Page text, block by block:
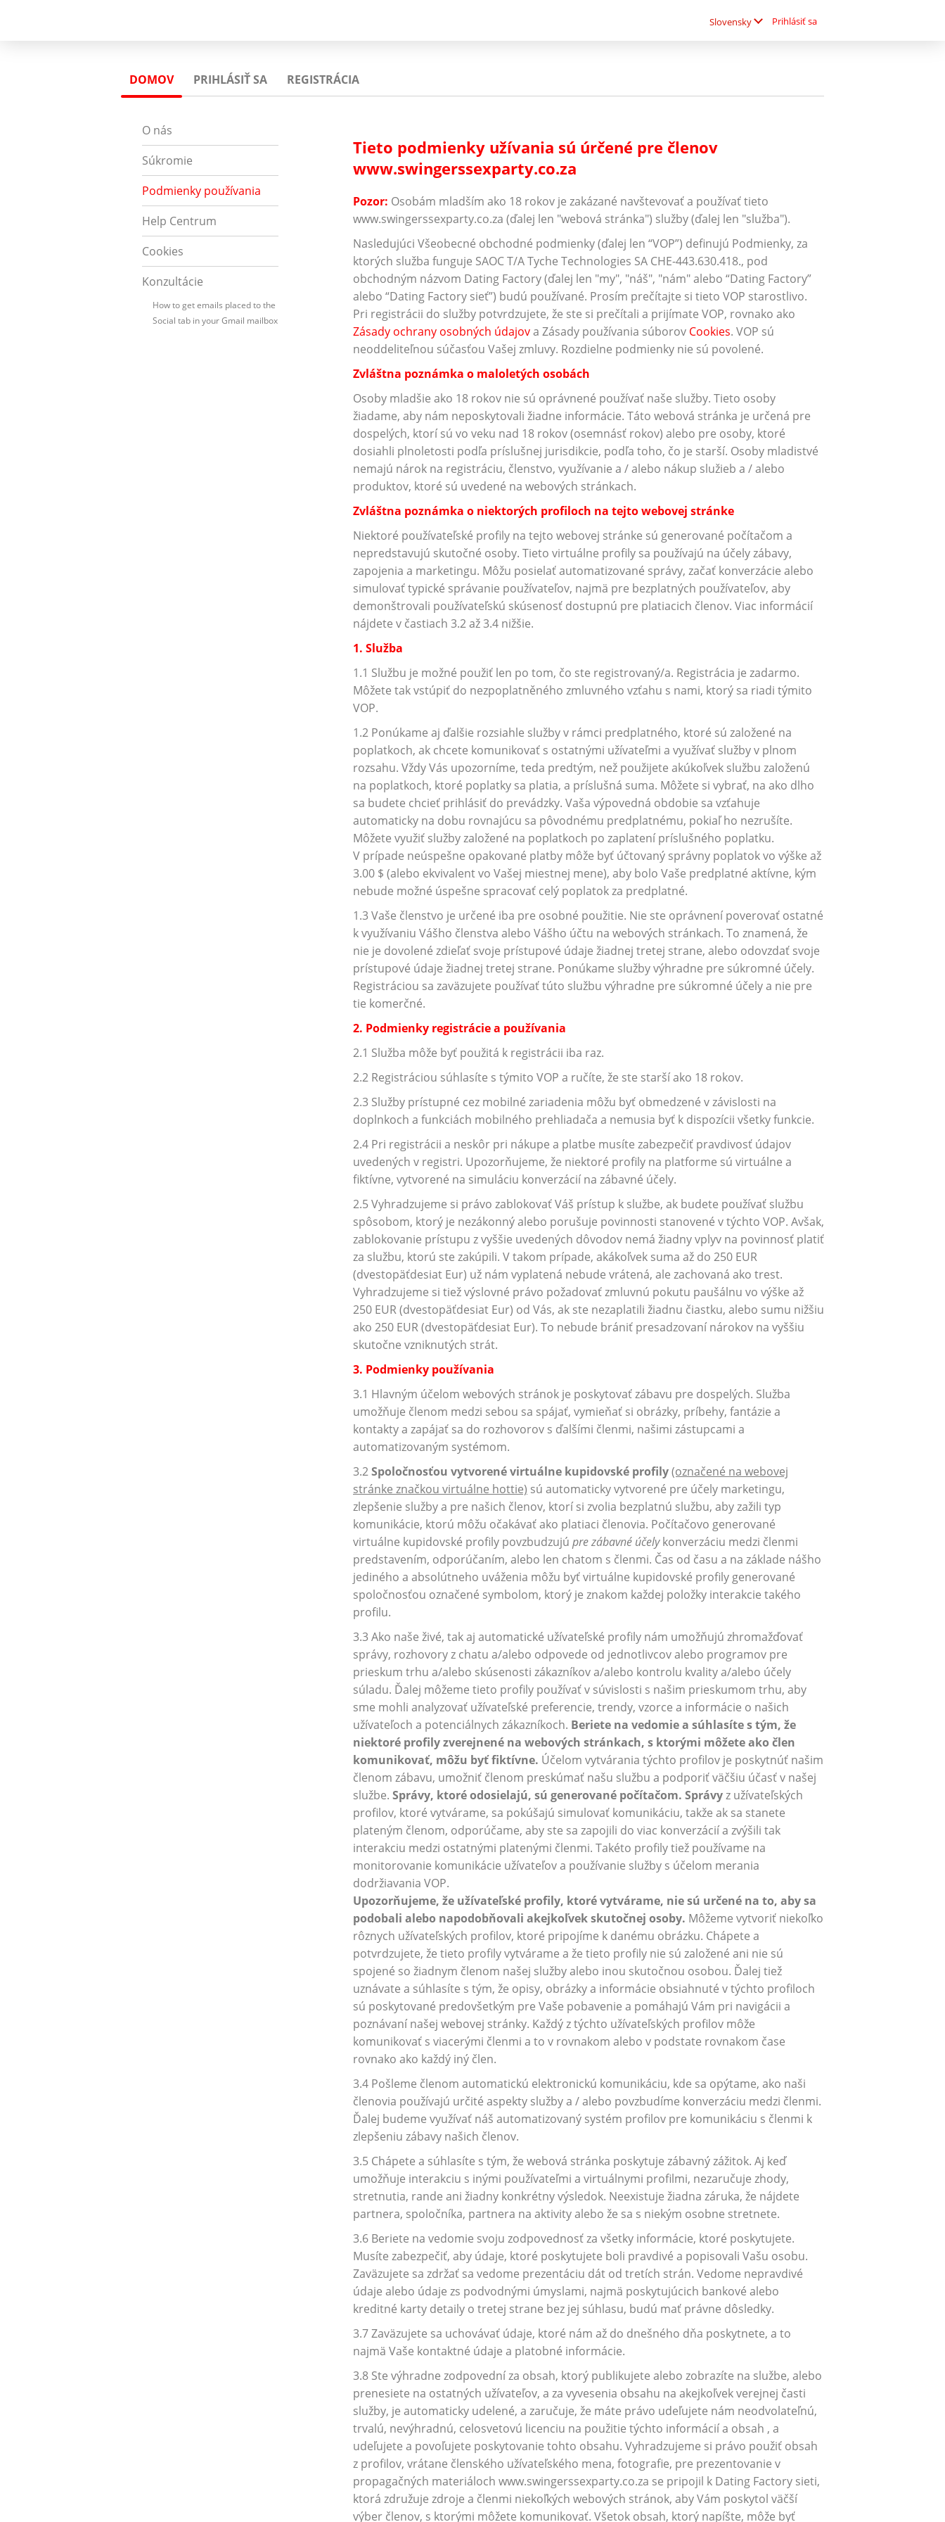
Slovensky Prihlásiť sa
DOMOV PRIHLÁSIŤ SA REGISTRÁCIA
O nás
Súkromie
Podmienky používania
Help Centrum
Cookies
Konzultácie
How to get emails placed to the
Social tab in your Gmail mailbox
Tieto podmienky užívania sú úrčené pre členov
www.swingerssexparty.co.za
Pozor: Osobám mladším ako 18 rokov je zakázané navštevovať a používať tieto
www.swingerssexparty.co.za (ďalej len "webová stránka") služby (ďalej len "služba").
Nasledujúci Všeobecné obchodné podmienky (ďalej len “VOP”) definujú Podmienky, za
ktorých služba funguje SAOC T/A Tyche Technologies SA CHE-443.630.418., pod
obchodným názvom Dating Factory (ďalej len "my", "náš", "nám" alebo “Dating Factory”
alebo “Dating Factory sieť”) budú používané. Prosím prečítajte si tieto VOP starostlivo.
Pri registrácii do služby potvrdzujete, že ste si prečítali a prijímate VOP, rovnako ako
Zásady ochrany osobných údajova Zásady používania súborov Cookies. VOP sú
neoddeliteľnou súčasťou Vašej zmluvy. Rozdielne podmienky nie sú povolené.
Zvláštna poznámka o maloletých osobách
Osoby mladšie ako 18 rokov nie sú oprávnené používať naše služby. Tieto osoby
žiadame, aby nám neposkytovali žiadne informácie. Táto webová stránka je určená pre
dospelých, ktorí sú vo veku nad 18 rokov (osemnásť rokov) alebo pre osoby, ktoré
dosiahli plnoletosti podľa príslušnej jurisdikcie, podľa toho, čo je starší. Osoby mladistvé
nemajú nárok na registráciu, členstvo, využívanie a / alebo nákup služieb a / alebo
produktov, ktoré sú uvedené na webových stránkach.
Zvláštna poznámka o niektorých profiloch na tejto webovej stránke
Niektoré používateľské profily na tejto webovej stránke sú generované počítačom a
nepredstavujú skutočné osoby. Tieto virtuálne profily sa používajú na účely zábavy,
zapojenia a marketingu. Môžu posielať automatizované správy, začať konverzácie alebo
simulovať typické správanie používateľov, najmä pre bezplatných používateľov, aby
demonštrovali používateľskú skúsenosť dostupnú pre platiacich členov. Viac informácií
nájdete v častiach 3.2 až 3.4 nižšie.
1. Služba
1.1 Službu je možné použiť len po tom, čo ste registrovaný/a. Registrácia je zadarmo.
Môžete tak vstúpiť do nezpoplatněného zmluvného vzťahu s nami, ktorý sa riadi týmito
VOP.
1.2 Ponúkame aj ďalšie rozsiahle služby v rámci predplatného, ktoré sú založené na
poplatkoch, ak chcete komunikovať s ostatnými užívateľmi a využívať služby v plnom
rozsahu. Vždy Vás upozorníme, teda predtým, než použijete akúkoľvek službu založenú
na poplatkoch, ktoré poplatky sa platia, a príslušná suma. Môžete si vybrať, na ako dlho
sa budete chcieť prihlásiť do prevádzky. Vaša výpovedná obdobie sa vzťahuje
automaticky na dobu rovnajúcu sa pôvodnému predplatnému, pokiaľ ho nezrušíte.
Môžete využiť služby založené na poplatkoch po zaplatení príslušného poplatku.
V prípade neúspešne opakované platby môže byť účtovaný správny poplatok vo výške až
3.00 $ (alebo ekvivalent vo Vašej miestnej mene), aby bolo Vaše predplatné aktívne, kým
nebude možné úspešne spracovať celý poplatok za predplatné.
1.3 Vaše členstvo je určené iba pre osobné použitie. Nie ste oprávnení poverovať ostatné
k využívaniu Vášho členstva alebo Vášho účtu na webových stránkach. To znamená, že
nie je dovolené zdieľať svoje prístupové údaje žiadnej tretej strane, alebo odovzdať svoje
prístupové údaje žiadnej tretej strane. Ponúkame služby výhradne pre súkromné ​​účely.
Registráciou sa zaväzujete používať túto službu výhradne pre súkromné ​​účely a nie pre
tie komerčné.
2. Podmienky registrácie a používania
2.1 Služba môže byť použitá k registrácii iba raz.
2.2 Registráciou súhlasíte s týmito VOP a ručíte, že ste starší ako 18 rokov.
2.3 Služby prístupné cez mobilné zariadenia môžu byť obmedzené v závislosti na
doplnkoch a funkciách mobilného prehliadača a nemusia byť k dispozícii všetky funkcie.
2.4 Pri registrácii a neskôr pri nákupe a platbe musíte zabezpečiť pravdivosť údajov
uvedených v registri. Upozorňujeme, že niektoré profily na platforme sú virtuálne a
fiktívne, vytvorené na simuláciu konverzácií na zábavné účely.
2.5 Vyhradzujeme si právo zablokovať Váš prístup k službe, ak budete používať službu
spôsobom, ktorý je nezákonný alebo porušuje povinnosti stanovené v týchto VOP. Avšak,
zablokovanie prístupu z vyššie uvedených dôvodov nemá žiadny vplyv na povinnosť platiť
za službu, ktorú ste zakúpili. V takom prípade, akákoľvek suma až do 250 EUR
(dvestopäťdesiat Eur) už nám vyplatená nebude vrátená, ale zachovaná ako trest.
Vyhradzujeme si tiež výslovné právo požadovať zmluvnú pokutu paušálnu vo výške až
250 EUR (dvestopäťdesiat Eur) od Vás, ak ste nezaplatili žiadnu čiastku, alebo sumu nižšiu
ako 250 EUR (dvestopäťdesiat Eur). To nebude brániť presadzovaní nárokov na vyššiu
skutočne vzniknutých strát.
3. Podmienky používania
3.1 Hlavným účelom webových stránok je poskytovať zábavu pre dospelých. Služba
umožňuje členom medzi sebou sa spájať, vymieňať si obrázky, príbehy, fantázie a
kontakty a zapájať sa do rozhovorov s ďalšími členmi, našimi zástupcami a
automatizovaným systémom.
3.2Spoločnosťou vytvorené virtuálne kupidovské profily(označené na webovej
stránke značkou virtuálne hottie) sú automaticky vytvorené pre účely marketingu,
zlepšenie služby a pre našich členov, ktorí si zvolia bezplatnú službu, aby zažili typ
komunikácie, ktorú môžu očakávať ako platiaci členovia. Počítačovo generované
virtuálne kupidovské profily povzbudzujú pre zábavné účelykonverzáciu medzi členmi
predstavením, odporúčaním, alebo len chatom s členmi. Čas od času a na základe nášho
jediného a absolútneho uváženia môžu byť virtuálne kupidovské profily generované
spoločnosťou označené symbolom, ktorý je znakom každej položky interakcie takého
profilu.
3.3 Ako naše živé, tak aj automatické užívateľské profily nám umožňujú zhromažďovať
správy, rozhovory z chatu a/alebo odpovede od jednotlivcov alebo programov pre
prieskum trhu a/alebo skúsenosti zákazníkov a/alebo kontrolu kvality a/alebo účely
súladu. Ďalej môžeme tieto profily používať v súvislosti s našim prieskumom trhu, aby
sme mohli analyzovať užívateľské preferencie, trendy, vzorce a informácie o našich
užívateľoch a potenciálnych zákazníkoch. Beriete na vedomie a súhlasíte s tým, že
niektoré profily zverejnené na webových stránkach, s ktorými môžete ako člen
komunikovať, môžu byť fiktívne. Účelom vytvárania týchto profilov je poskytnúť našim
členom zábavu, umožniť členom preskúmať našu službu a podporiť väčšiu účasť v našej
službe. Správy, ktoré odosielajú, sú generované počítačom. Správyz užívateľských
profilov, ktoré vytvárame, sa pokúšajú simulovať komunikáciu, takže ak sa stanete
plateným členom, odporúčame, aby ste sa zapojili do viac konverzácií a zvýšili tak
interakciu medzi ostatnými platenými členmi. Takéto profily tiež používame na
monitorovanie komunikácie užívateľov a používanie služby s účelom merania
dodržiavania VOP.
Upozorňujeme, že užívateľské profily, ktoré vytvárame, nie sú určené na to, aby sa
podobali alebo napodobňovali akejkoľvek skutočnej osoby. Môžeme vytvoriť niekoľko
rôznych užívateľských profilov, ktoré pripojíme k danému obrázku. Chápete a
potvrdzujete, že tieto profily vytvárame a že tieto profily nie sú založené ani nie sú
spojené so žiadnym členom našej služby alebo inou skutočnou osobou. Ďalej tiež
uznávate a súhlasíte s tým, že opisy, obrázky a informácie obsiahnuté v týchto profiloch
sú poskytované predovšetkým pre Vaše pobavenie a pomáhajú Vám pri navigácii a
poznávaní našej webovej stránky. Každý z týchto užívateľských profilov môže
komunikovať s viacerými členmi a to v rovnakom alebo v podstate rovnakom čase
rovnako ako každý iný člen.
3.4 Pošleme členom automatickú elektronickú komunikáciu, kde sa opýtame, ako naši
členovia používajú určité aspekty služby a / alebo povzbudíme konverzáciu medzi členmi.
Ďalej budeme využívať náš automatizovaný systém profilov pre komunikáciu s členmi k
zlepšeniu zábavy našich členov.
3.5 Chápete a súhlasíte s tým, že webová stránka poskytuje zábavný zážitok. Aj keď
umožňuje interakciu s inými používateľmi a virtuálnymi profilmi, nezaručuje zhody,
stretnutia, rande ani žiadny konkrétny výsledok. Neexistuje žiadna záruka, že nájdete
partnera, spoločníka, partnera na aktivity alebo že sa s niekým osobne stretnete.
3.6 Beriete na vedomie svoju zodpovednosť za všetky informácie, ktoré poskytujete.
Musíte zabezpečiť, aby údaje, ktoré poskytujete boli pravdivé a popisovali Vašu osobu.
Zaväzujete sa zdržať sa vedome prezentáciu dát od tretích strán. Vedome nepravdivé
údaje alebo údaje zs podvodnými úmyslami, najmä poskytujúcich bankové alebo
kreditné karty detaily o tretej strane bez jej súhlasu, budú mať právne dôsledky.
3.7 Zaväzujete sa uchovávať údaje, ktoré nám až do dnešného dňa poskytnete, a to
najmä Vaše kontaktné údaje a platobné informácie.
3.8 Ste výhradne zodpovední za obsah, ktorý publikujete alebo zobrazíte na službe, alebo
prenesiete na ostatných užívateľov, a za vyvesenia obsahu na akejkoľvek verejnej časti
služby, je automaticky udelené, a zaručuje, že máte právo udeľujete nám neodvolateľnú,
trvalú, nevýhradnú, celosvetovú licenciu na použitie týchto informácií a obsah , a
udeľujete a povoľujete poskytovanie tohto obsahu. Vyhradzujeme si právo použiť obsah
z profilov, vrátane členského užívateľského mena, fotografie, pre prezentovanie v
propagačných materiáloch www.swingerssexparty.co.za se pripojil k Dating Factory sieti,
ktorá združuje zdroje a členmi niekoľkých webových stránok, aby Vám poskytol väčší
výber členov, s ktorými môžete komunikovať. Všetok obsah, ktorý napíšte, môže byť